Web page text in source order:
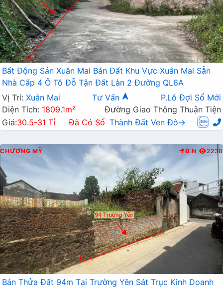
Bất Động Sản Xuân Mai Bán Đất Khu Vực Xuân Mai Sẵn
Nhà Cấp 4 Ô Tô Đỗ Tận Đất Làn 2 Đường QL6A
Vị Trí: Xuân Mai Tư Vấn
P.Lô Đợi Sổ Mới
Diện Tích: 1809.1m²
Đường Giao Thông Thuận Tiện
Giá:30.5-31 Tỉ Đã Có Sổ Thành Đất Ven Đô→
CHƯƠNG MỸ Đ.N 2238
Bán Thửa Đất 94m Tại Trường Yên Sát Trục Kinh Doanh